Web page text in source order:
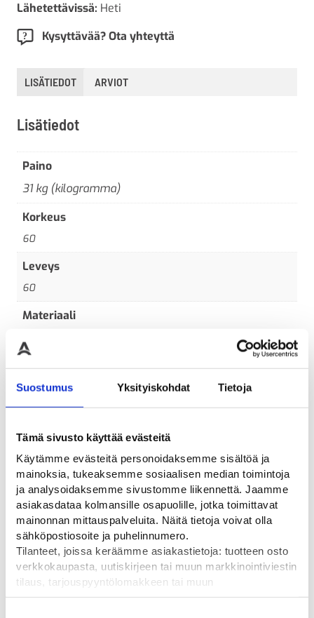
Suostumus Yksityiskohdat Tietoja
Tämä sivusto käyttää evästeitä
Käytämme evästeitä personoidaksemme sisältöä ja
mainoksia, tukeaksemme sosiaalisen median toimintoja
ja analysoidaksemme sivustomme liikennettä. Jaamme
asiakasdataa kolmansille osapuolille, jotka toimittavat
mainonnan mittauspalveluita. Näitä tietoja voivat olla
sähköpostiosoite ja puhelinnumero.
Tilanteet, joissa keräämme asiakastietoja: tuotteen osto
verkkokaupasta, uutiskirjeen tai muun markkinointiviestin
tilaus, tarjouspyyntölomakkeen tai muun
yhteydenottolomakkeen lähettäminen, käyttäjätilin
Lähetettävissä: Heti
Kysyttävää? Ota yhteyttä
LISÄTIEDOT ARVIOT
Lisätiedot
Paino
31 kg (kilogramma)
Korkeus
60
Leveys
60
Materiaali
1
4600
Tutustu myös